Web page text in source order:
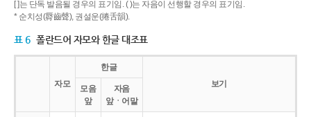
[ ]는 단독 발음될 경우의 표기임. ( )는 자음이 선행할 경우의 표기임.
* 순치성(脣齒聲), 권설운(捲舌韻).
표 6 폴란드어 자모와 한글 대조표
자모
한글
보기
모음
앞
자음
앞ㆍ어말